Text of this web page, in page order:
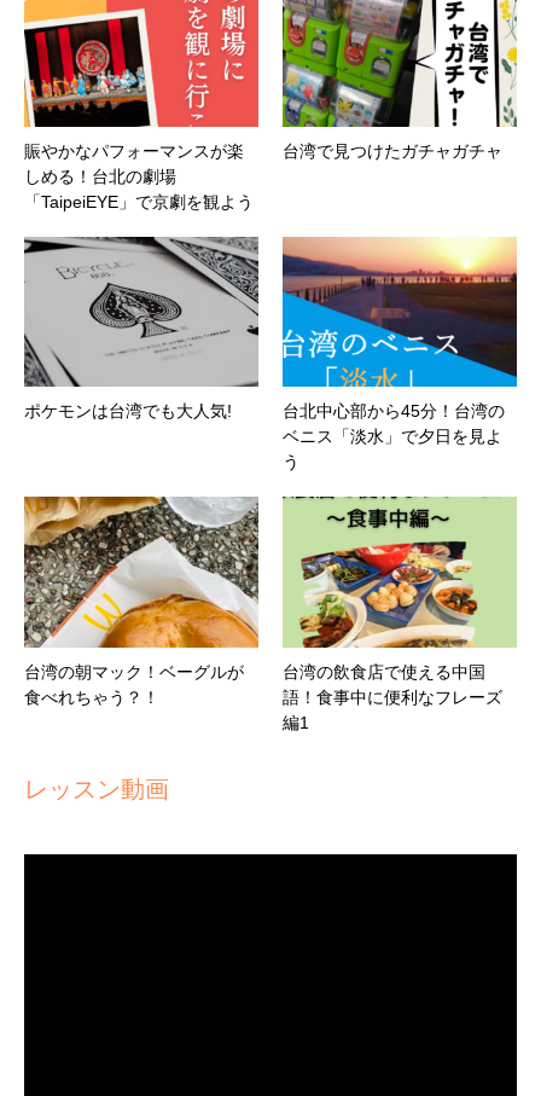
賑やかなパフォーマンスが楽
しめる！台北の劇場
「TaipeiEYE」で京劇を観よう
台湾で見つけたガチャガチャ
ポケモンは台湾でも大人気!
台北中心部から45分！台湾の
ベニス「淡水」で夕日を見よ
う
台湾の朝マック！ベーグルが
食べれちゃう？！
台湾の飲食店で使える中国
語！食事中に便利なフレーズ
編1
レッスン動画